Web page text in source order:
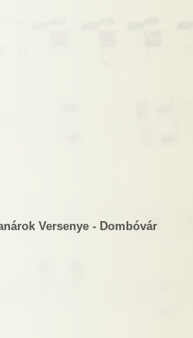
Versenye - Dombóvár